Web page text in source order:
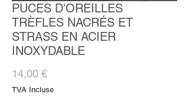
PUCES D'OREILLES
TRÈFLES NACRÉS ET
STRASS EN ACIER
INOXYDABLE
14,00 €Prix
TVA Incluse